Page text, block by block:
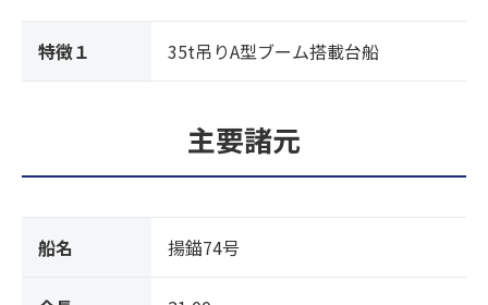
特徴１ 35t吊りA型ブーム搭載台船
主要諸元
船名 揚錨74号